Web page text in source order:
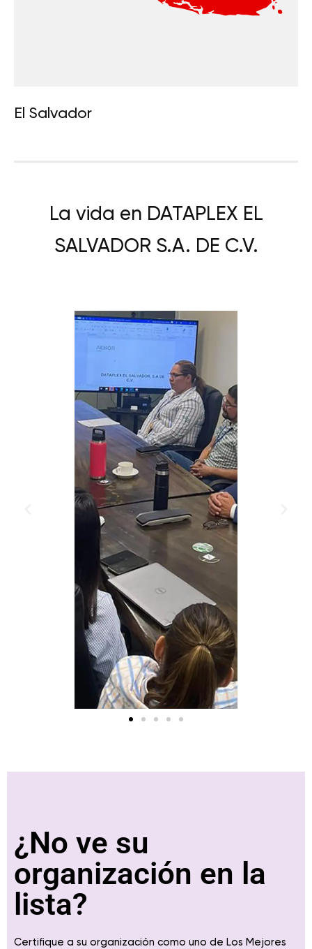
El Salvador
La vida en DATAPLEX EL
SALVADOR S.A. DE C.V.
¿No ve su
organización en la
lista?
Certifique a su organización como uno de Los Mejores